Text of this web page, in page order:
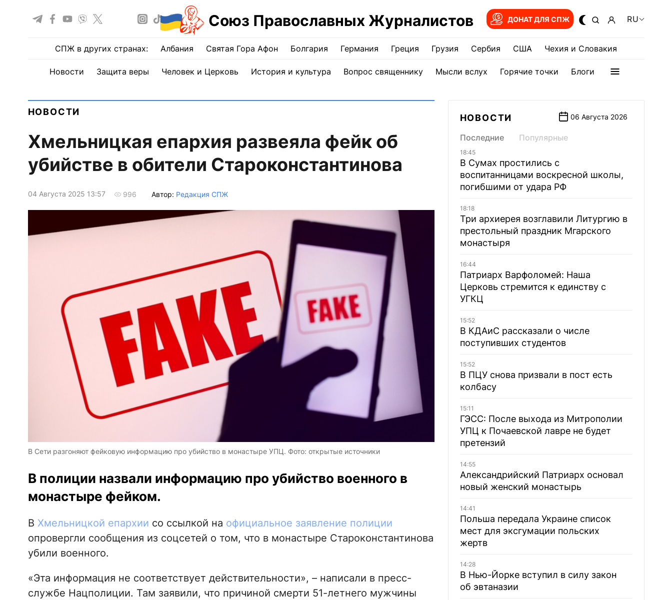
Союз Православных Журналистов ДОНАТ ДЛЯ СПЖ RU
СПЖ в других странах: Албания Святая Гора Афон Болгария Германия Греция Грузия Сербия США Чехия и Словакия
Новости Защита веры Человек и Церковь История и культура Вопрос священнику Мысли вслух Горячие точки Блоги
НОВОСТИ
Хмельницкая епархия развеяла фейк об
убийстве в обители Староконстантинова
04 Августа 2025 13:57 996 Автор: Редакция СПЖ
В Сети разгоняют фейковую информацию про убийство в монастыре УПЦ. Фото: открытые источники
В полиции назвали информацию про убийство военного в
монастыре фейком.
В Хмельницкой епархии со ссылкой на официальное заявление полиции
опровергли сообщения из соцсетей о том, что в монастыре Староконстантинова
убили военного.
«Эта информация не соответствует действительности», – написали в пресс-
службе Нацполиции. Там заявили, что причиной смерти 51-летнего мужчины
НОВОСТИ 06 Августа 2026
Последние Популярные
18:45
В Сумах простились с
воспитанницами воскресной школы,
погибшими от удара РФ
18:18
Три архиерея возглавили Литургию в
престольный праздник Мгарского
монастыря
16:44
Патриарх Варфоломей: Наша
Церковь стремится к единству с
УГКЦ
15:52
В КДАиС рассказали о числе
поступивших студентов
15:52
В ПЦУ снова призвали в пост есть
колбасу
15:11
ГЭСС: После выхода из Митрополии
УПЦ к Почаевской лавре не будет
претензий
14:55
Александрийский Патриарх основал
новый женский монастырь
14:41
Польша передала Украине список
мест для эксгумации польских
жертв
14:28
В Нью-Йорке вступил в силу закон
об эвтаназии